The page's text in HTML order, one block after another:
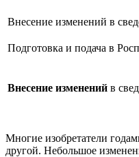
Внесение изменений в
Подготовка и подача в
Внесение изменений в
Многие изобретатели
другой. Небольшое